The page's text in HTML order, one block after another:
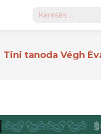
Search:
Tini tanoda Végh